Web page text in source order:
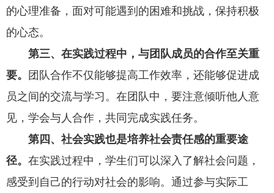
的心理准备，面对可能遇到的困难和挑战，保持积极
的心态。
第三、在实践过程中，与团队成员的合作至关重
要。
团队合作不仅能够提高工作效率，还能够促进成
员之间的交流与学习。在团队中，要注意倾听他人意
见，学会与人合作，共同完成实践任务。
第四 、 社会实践也是培养社会责任感的重要途
径。 在实践过程中，学生们可以深入了解社会问题，
感受到自己的行动对社会的影响。通过参与实际工